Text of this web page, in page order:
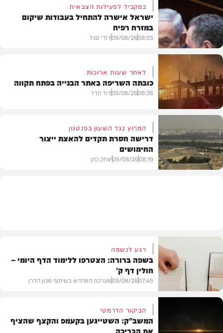
חדשות
במקביל לפעילות הצבאית
ישראל אישרה להתחיל בעבודות שיקום
במזרח רפיח
08:55
09/08/26דודי סגל
חדשות
לאחר שעות ארוכות
כובתה השריפה באתר הבנייה בפתח תקווה
08:36
09/08/26דוד חדד
המרוץ נגד השעון בפנטגון
דרישה חסרת תקדים להאצת ייצור
החימושים
08:19
09/08/26יצחק כהן
בית המדרש
רגע לנשמה
בשפה ברורה: הצטרפו ללימוד הדף היומי –
חולין דף ק'
07:45
09/08/26מערכת המחדש בשיתוף מכון הדרן
הביקור הדרמטי
המשב"ק: השטייגען בקעמפ והקצף שהציף
את הבריכה